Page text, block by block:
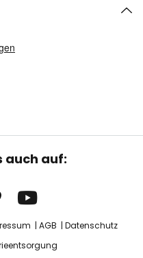
auch auf:
AGB
Datenschutz